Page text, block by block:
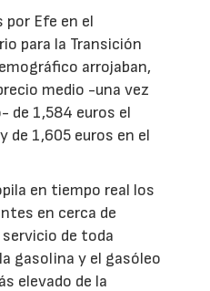
por Efe en el
para la Transición
arrojaban,
medio -una vez
de 1,584 euros el
de 1,605 euros en el
en tiempo real los
en cerca de
de toda
gasolina y el gasóleo
elevado de la